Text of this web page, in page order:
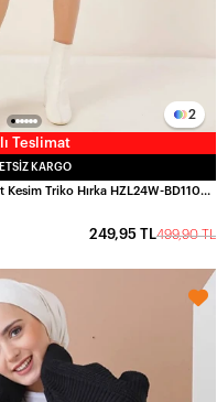
Teslimat
2
KARGO
Kadın Lila Çizgili V yaka Rahat Kesim Triko Hırka HZL24W-BD1102151
499,90 TL
249,95 TL